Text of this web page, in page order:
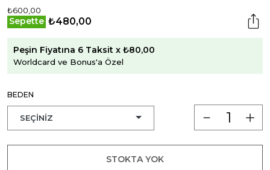
₺600,00
Sepette ₺480,00
Peşin Fiyatına 6 Taksit x ₺80,00
Worldcard ve Bonus'a Özel
BEDEN
STOKTA YOK